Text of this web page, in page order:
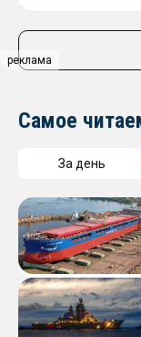
реклама
Самое
За день